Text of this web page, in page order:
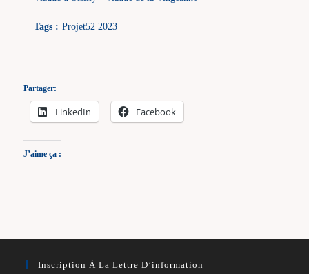
Tags : Projet52 2023
Partager:
LinkedIn Facebook
J’aime ça :
Inscription À La Lettre D’information